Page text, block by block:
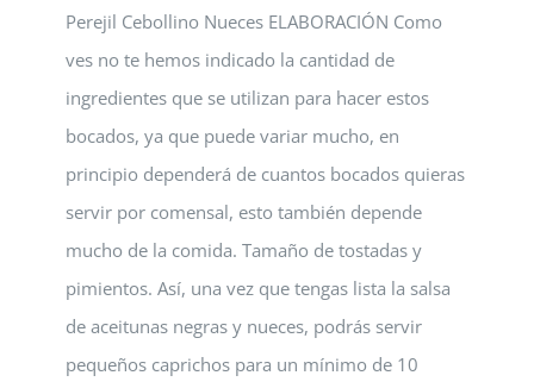
Perejil Cebollino Nueces ELABORACIÓN Como
ves no te hemos indicado la cantidad de
ingredientes que se utilizan para hacer estos
bocados, ya que puede variar mucho, en
principio dependerá de cuantos bocados quieras
servir por comensal, esto también depende
mucho de la comida. Tamaño de tostadas y
pimientos. Así, una vez que tengas lista la salsa
de aceitunas negras y nueces, podrás servir
pequeños caprichos para un mínimo de 10